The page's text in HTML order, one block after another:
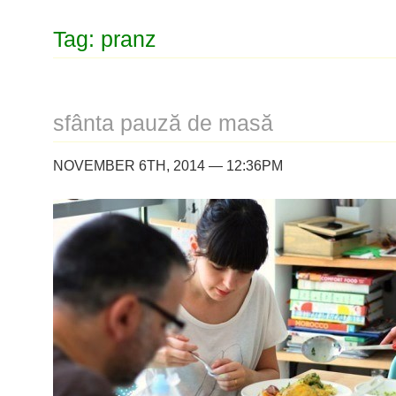
Tag: pranz
sfânta pauză de masă
NOVEMBER 6TH, 2014 — 12:36PM